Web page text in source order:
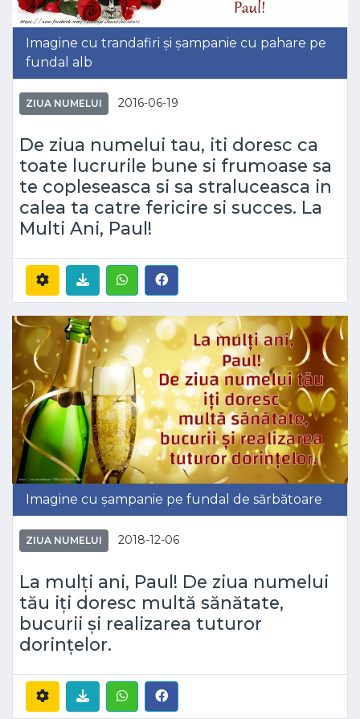
Imagine cu trandafiri și șampanie cu pahare pe
fundal alb
ZIUA NUMELUI 2016-06-19
De ziua numelui tau, iti doresc ca
toate lucrurile bune si frumoase sa
te copleseasca si sa straluceasca in
calea ta catre fericire si succes. La
Multi Ani, Paul!
Imagine cu șampanie pe fundal de sărbătoare
ZIUA NUMELUI 2018-12-06
La mulți ani, Paul! De ziua numelui
tău iți doresc multă sănătate,
bucurii și realizarea tuturor
dorințelor.